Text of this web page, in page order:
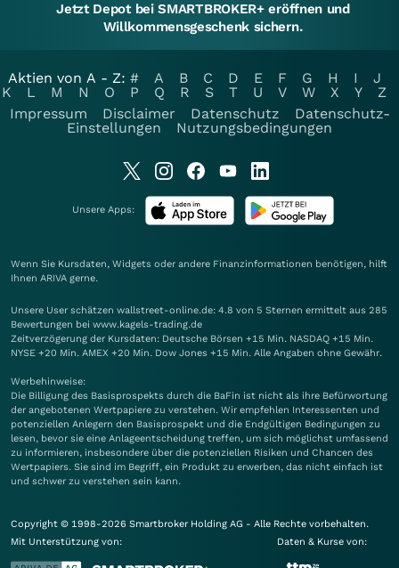
Jetzt Depot bei SMARTBROKER+ eröffnen und
Willkommensgeschenk sichern.
Aktien von A - Z: # A B C D E F G H I
J
K
L M N O P Q R S T U V W X Y
Z
Impressum
Disclaimer Datenschutz
Datenschutz-
Einstellungen
Nutzungsbedingungen
Unsere Apps:
Wenn Sie Kursdaten, Widgets oder andere Finanzinformationen benötigen, hilft
Ihnen ARIVA gerne.
Unsere User schätzen wallstreet-online.de: 4.8 von 5 Sternen ermittelt aus 285
Bewertungen bei www.kagels-trading.de
Zeitverzögerung der Kursdaten: Deutsche Börsen +15 Min. NASDAQ +15 Min.
NYSE +20 Min. AMEX +20 Min. Dow Jones +15 Min. Alle Angaben ohne Gewähr.
Werbehinweise:
Die Billigung des Basisprospekts durch die BaFin ist nicht als ihre Befürwortung
der angebotenen Wertpapiere zu verstehen. Wir empfehlen Interessenten und
potenziellen Anlegern den Basisprospekt und die Endgültigen Bedingungen zu
lesen, bevor sie eine Anlageentscheidung treffen, um sich möglichst umfassend
zu informieren, insbesondere über die potenziellen Risiken und Chancen des
Wertpapiers. Sie sind im Begriff, ein Produkt zu erwerben, das nicht einfach ist
und schwer zu verstehen sein kann.
Copyright © 1998-2026 Smartbroker Holding AG - Alle Rechte vorbehalten.
Mit Unterstützung von:
Daten & Kurse von: